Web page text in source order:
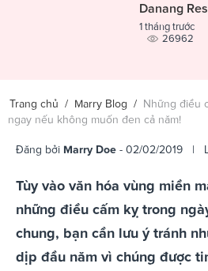
Danang
1 tháng trước
26962
Trang chủ / Marry Blog / Những điều
ngay nếu không muốn đen cả năm!
Đăng bởi Marry Doe - 02/02/2019 |
Tùy vào văn hóa vùng miền
những điều cấm kỵ trong
chung, bạn cần lưu ý tránh
dịp đầu năm vì chúng được